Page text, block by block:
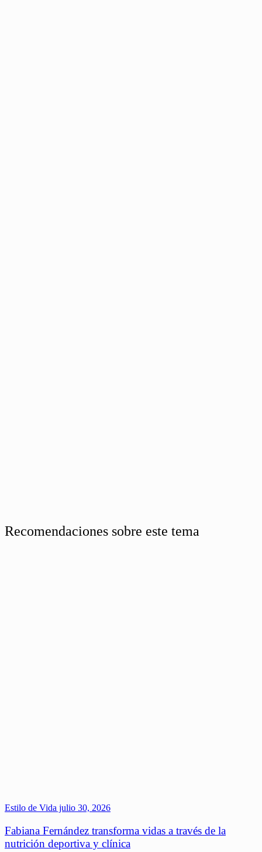
Recomendaciones sobre este tema
Estilo de Vida julio 30, 2026
Fabiana Fernández transforma vidas a través de la
nutrición deportiva y clínica